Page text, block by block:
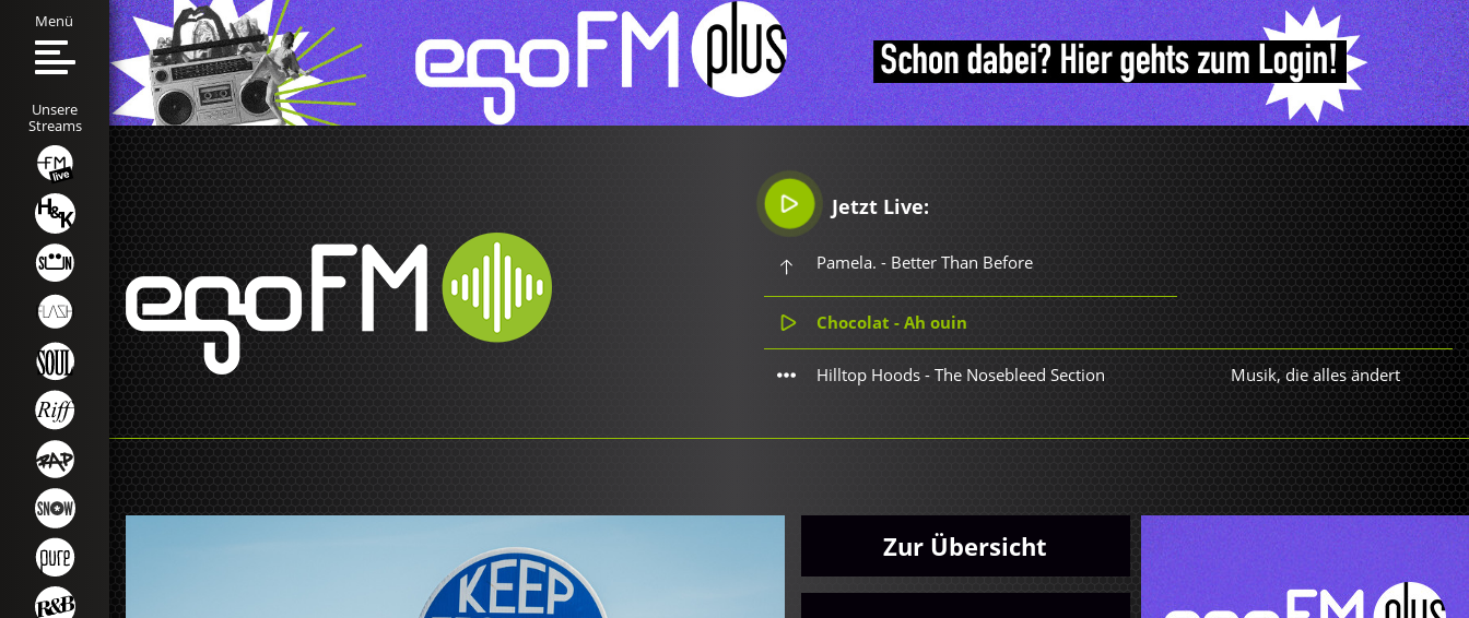
Jetzt Live:
Pamela. - Better Than Before
Chocolat - Ah ouin
Hilltop Hoods - The Nosebleed Section Musik, die alles ändert
Menü
Unsere
Streams
Zur Übersicht